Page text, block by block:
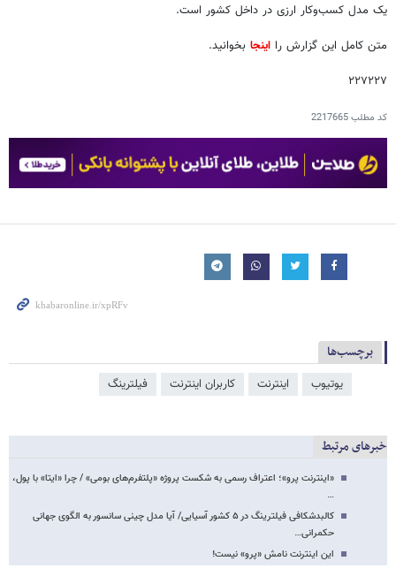
یک مدل کسب‌وکار ارزی در داخل کشور است.
متن کامل این گزارش را اینجا بخوانید.
۲۲۷۲۲۷
کد مطلب2217665
برچسب‌ها
یوتیوب اینترنت کاربران اینترنت فیلترینگ
خبرهای مرتبط
«اینترنت پرو»؛ اعتراف‌ رسمی به شکست پروژه «پلتفرم‌های بومی» / چرا «ایتا» با پول،
…
کالبدشکافی فیلترینگ در ۵ کشور آسیایی/ آیا مدل چینی سانسور به الگوی جهانی
حکمرانی…
این اینترنت نامش «پرو» نیست!